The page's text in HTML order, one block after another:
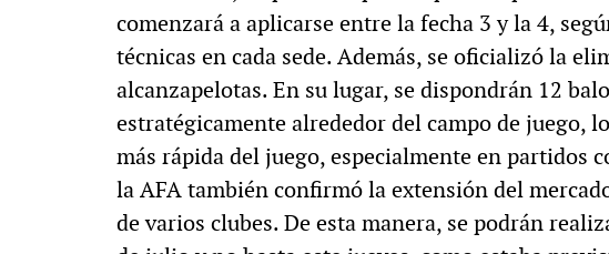
comenzará a aplicarse entre la fecha 3 y la 4,
técnicas en cada sede. Además, se oficializó la
alcanzapelotas. En su lugar, se dispondrán 12
estratégicamente alrededor del campo de juego,
más rápida del juego, especialmente en partidos
la AFA también confirmó la extensión del
de varios clubes. De esta manera, se podrán